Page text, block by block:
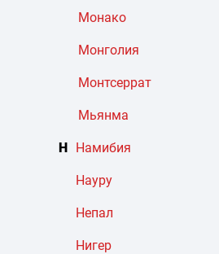
Монако
Монголия
Монтсеррат
Мьянма
Н Намибия
Науру
Непал
Нигер